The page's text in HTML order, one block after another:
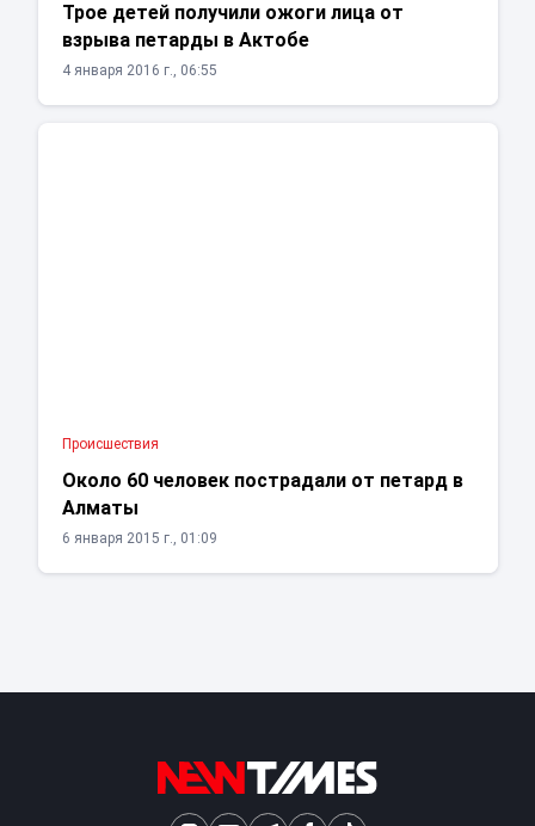
Трое детей получили ожоги лица от
взрыва петарды в Актобе
4 января 2016 г., 06:55
Проиcшествия
Около 60 человек пострадали от петард в
Алматы
6 января 2015 г., 01:09